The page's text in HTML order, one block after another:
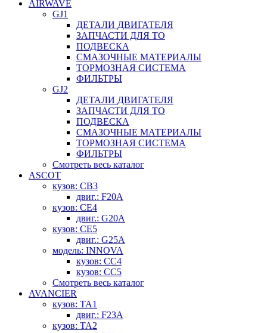
AIRWAVE
GJ1
ДЕТАЛИ ДВИГАТЕЛЯ
ЗАПЧАСТИ ДЛЯ ТО
ПОДВЕСКА
СМАЗОЧНЫЕ МАТЕРИАЛЫ
ТОРМОЗНАЯ СИСТЕМА
ФИЛЬТРЫ
GJ2
ДЕТАЛИ ДВИГАТЕЛЯ
ЗАПЧАСТИ ДЛЯ ТО
ПОДВЕСКА
СМАЗОЧНЫЕ МАТЕРИАЛЫ
ТОРМОЗНАЯ СИСТЕМА
ФИЛЬТРЫ
Смотреть весь каталог
ASCOT
кузов: CB3
двиг.: F20A
кузов: CE4
двиг.: G20A
кузов: CE5
двиг.: G25A
модель: INNOVA
кузов: CC4
кузов: CC5
Смотреть весь каталог
AVANCIER
кузов: TA1
двиг.: F23A
кузов: TA2